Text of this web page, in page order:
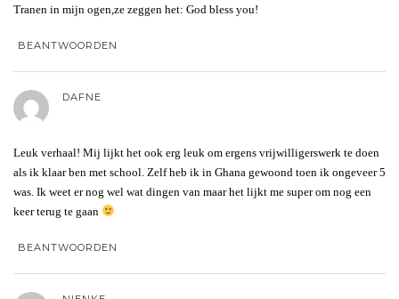
Tranen in mijn ogen,ze zeggen het: God bless you!
BEANTWOORDEN
DAFNE
Leuk verhaal! Mij lijkt het ook erg leuk om ergens vrijwilligerswerk te doen
als ik klaar ben met school. Zelf heb ik in Ghana gewoond toen ik ongeveer 5
was. Ik weet er nog wel wat dingen van maar het lijkt me super om nog een
keer terug te gaan
BEANTWOORDEN